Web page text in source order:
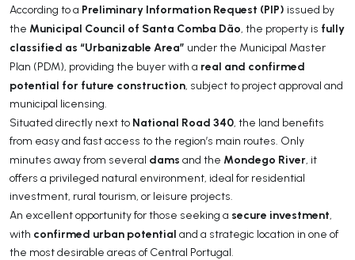
According to a Preliminary Information Request (PIP) issued by
the Municipal Council of Santa Comba Dão, the property is fully
classified as “Urbanizable Area” under the Municipal Master
Plan (PDM), providing the buyer with a real and confirmed
potential for future construction, subject to project approval and
municipal licensing.
Situated directly next to National Road 340, the land benefits
from easy and fast access to the region’s main routes. Only
minutes away from several dams and the Mondego River, it
offers a privileged natural environment, ideal for residential
investment, rural tourism, or leisure projects.
An excellent opportunity for those seeking a secure investment,
with confirmed urban potential and a strategic location in one of
the most desirable areas of Central Portugal.